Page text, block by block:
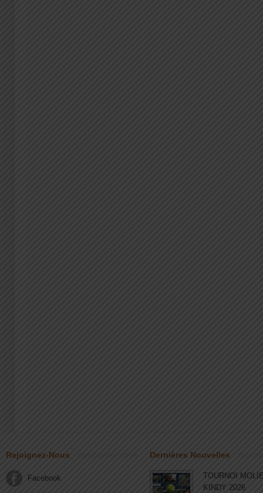
Rejoignez-Nous
Facebook
Dernières Nouvelles
TOURNOI
KINDY 2026